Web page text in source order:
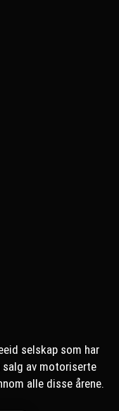
selskap som har
av motoriserte
alle disse årene.